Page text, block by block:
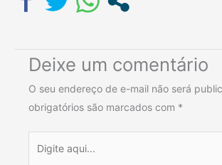
Deixe um comentário
O seu endereço de e-mail não será
obrigatórios são marcados com *
aqui...